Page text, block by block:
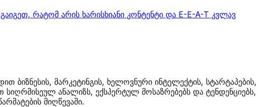
რატომ არის ხარისხიანი კონტენტი და E-E-A-T კვლავ
მარკეტინგის, ხელოვნური ინტელექტის, სტარტაპების,
ანალიზს, ექსპერტულ მოსაზრებებს და ტენდენციებს,
მიღწევაში.